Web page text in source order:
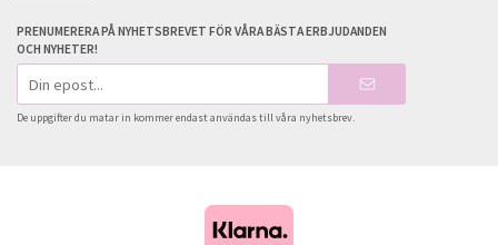
PRENUMERERA PÅ NYHETSBREVET FÖR VÅRA BÄSTA ERBJUDANDEN
OCH NYHETER!
postadress
De uppgifter du matar in kommer endast användas till våra nyhetsbrev.